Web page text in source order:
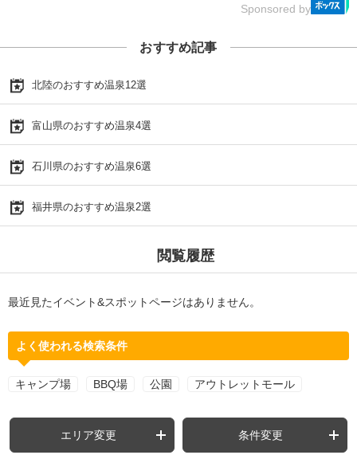
Sponsored by
おすすめ記事
北陸のおすすめ温泉12選
富山県のおすすめ温泉4選
石川県のおすすめ温泉6選
福井県のおすすめ温泉2選
閲覧履歴
最近見たイベント&スポットページはありません。
よく使われる検索条件
キャンプ場 BBQ場 公園 アウトレットモール
エリア変更 条件変更